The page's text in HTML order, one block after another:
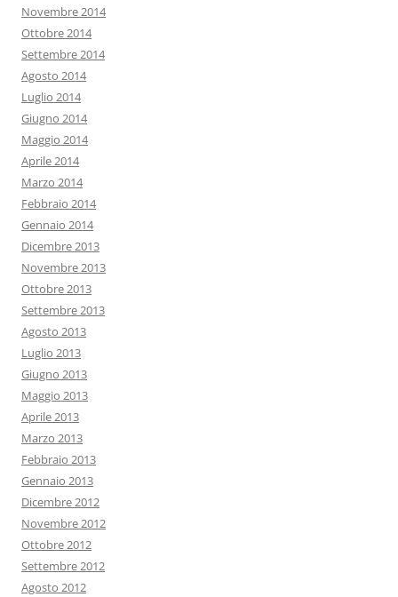
Novembre 2014
Ottobre 2014
Settembre 2014
Agosto 2014
Luglio 2014
Giugno 2014
Maggio 2014
Aprile 2014
Marzo 2014
Febbraio 2014
Gennaio 2014
Dicembre 2013
Novembre 2013
Ottobre 2013
Settembre 2013
Agosto 2013
Luglio 2013
Giugno 2013
Maggio 2013
Aprile 2013
Marzo 2013
Febbraio 2013
Gennaio 2013
Dicembre 2012
Novembre 2012
Ottobre 2012
Settembre 2012
Agosto 2012